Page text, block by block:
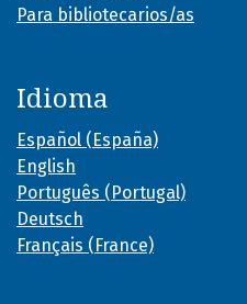
Para bibliotecarios/as
Idioma
Español (España)
English
Português (Portugal)
Deutsch
Français (France)